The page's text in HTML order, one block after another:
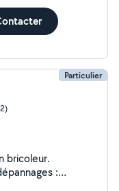
Nizard.
Particulier
bricoleur.
: